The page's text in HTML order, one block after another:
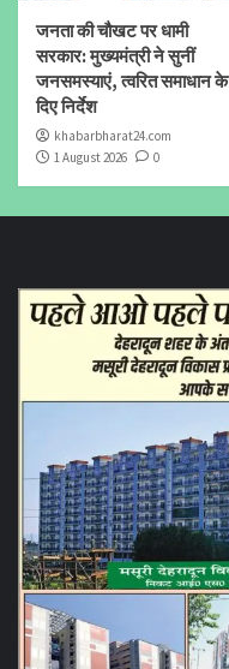
जनता की चौखट पर धामी
सरकार: मुख्यमंत्री ने सुनीं
जनसमस्याएं, त्वरित समाधान के
दिए निर्देश
khabarbharat24.com
1 August 2026
0